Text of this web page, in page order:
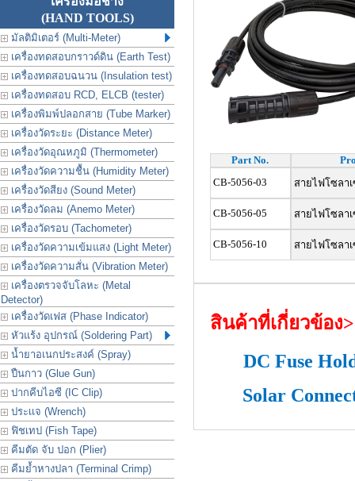
(HAND TOOLS)
มัลติมิเตอร์ (Multi-Meter)
เครื่องทดสอบกราวด์ดิน (Earth Test)
เครื่องทดสอบฉนวน (Insulation test)
เครื่องทดสอบ RCD, ELCB (tester)
เครื่องพิมพ์ปลอกสาย (Tube Marker)
เครื่องวัดระยะ (Distance Meter)
เครื่องวัดอุณหภูมิ (Thermometer)
เครื่องวัดความชื้น (Humidity Meter)
เครื่องวัดสียง (Sound Meter)
เครื่องวัดลม (Anemo Meter)
เครื่องวัดรอบ (Tachometer)
เครื่องวัดความเข้มแสง (Light Meter)
เครื่องวัดความสั่น (Vibration Meter)
เครื่องตรวจจับโลหะ (Metal
Detector)
เครื่องวัดเฟส (Phase Indicator)
หัวแร้ง อุปกรณ์ (Soldering Part)
น้ำยาอเนกประสงค์ (Spray)
ปืนกาว (Glue Gun)
ปากคีบไอซี (IC Clip)
ประเเจ (Wrench)
ฟิชเทป (Fish Tape)
คีมตัด จับ ปอก (Plier)
คีมย้ำหางปลา (Terminal Crimp)
Part No.
CB-5056-03
สายไฟโซลา
CB-5056-05 สายไฟโซลา
CB-5056-10 สายไฟโซลา
สินค้าที่เกี่ยวข้อง
DC Fuse
Solar